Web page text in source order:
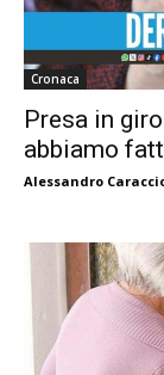
Cronaca
Presa in
abbiamo
Alessandro